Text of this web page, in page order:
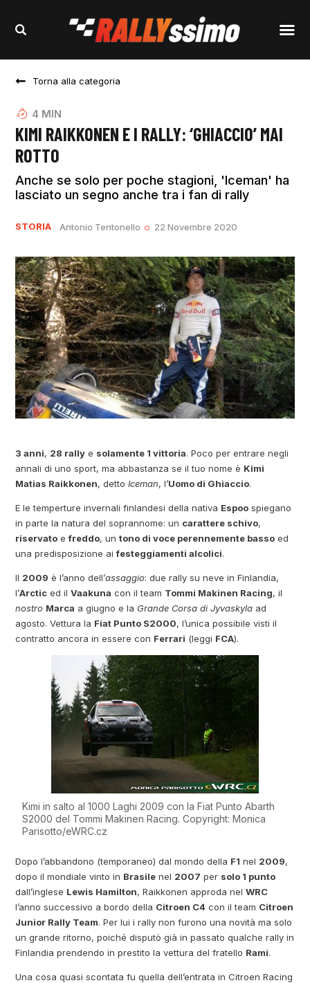
Torna alla categoria
4 MIN
KIMI RAIKKONEN E I RALLY: ‘GHIACCIO’ MAI
ROTTO
Anche se solo per poche stagioni, 'Iceman' ha
lasciato un segno anche tra i fan di rally
STORIA Antonio Tentonello 22 Novembre 2020
3 anni, 28 rally e solamente 1 vittoria. Poco per entrare negli
annali di uno sport, ma abbastanza se il tuo nome è Kimi
Matias Raikkonen, dettoIceman, l’Uomo di Ghiaccio.
E le temperture invernali finlandesi della nativa Espoo spiegano
in parte la natura del soprannome: un carattere schivo,
riservato efreddo, untono di voce perennemente basso ed
una predisposizione aifesteggiamenti alcolici.
Il 2009 è l’anno dell’assaggio: due rally su neve in Finlandia,
l’Arctic ed ilVaakuna con il team Tommi Makinen Racing, il
nostro Marca a giugno e la Grande Corsa di Jyvaskyla ad
agosto. Vettura la Fiat Punto S2000, l’unica possibile visti il
contratto ancora in essere con Ferrari (leggi FCA).
Kimi in salto al 1000 Laghi 2009 con la Fiat Punto Abarth
S2000 del Tommi Makinen Racing. Copyright: Monica
Parisotto/eWRC.cz
Dopo l’abbandono (temporaneo) dal mondo della F1 nel 2009,
dopo il mondiale vinto in Brasile nel 2007 per solo 1 punto
dall’inglese Lewis Hamilton, Raikkonen approda nelWRC
l’anno successivo a bordo della Citroen C4 con il team Citroen
Junior Rally Team. Per lui i rally non furono una novità ma solo
un grande ritorno, poiché disputò già in passato qualche rally in
Finlandia prendendo in prestito la vettura del fratello Rami.
Una cosa quasi scontata fu quella dell’entrata in Citroen Racing